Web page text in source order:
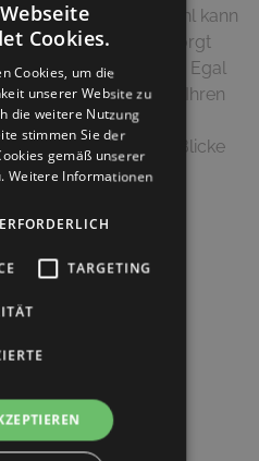
aus Stahl kann
werden und sorgt
ausreichend Stabilität. Egal
Wiese, "Fritz" belebt Ihren
Durch die vielen,
"Fritz" bestimmt alle Blicke
möglich
Cookies.
Cookies, um die
unserer Website zu
die weitere Nutzung
stimmen Sie der
gemäß unserer
Weitere Informationen
TARGETING